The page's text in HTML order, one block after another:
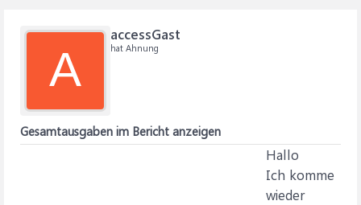
A
accessGast
hat Ahnung
Gesamtausgaben im Bericht anzeigen
Hallo
Ich komme
wieder